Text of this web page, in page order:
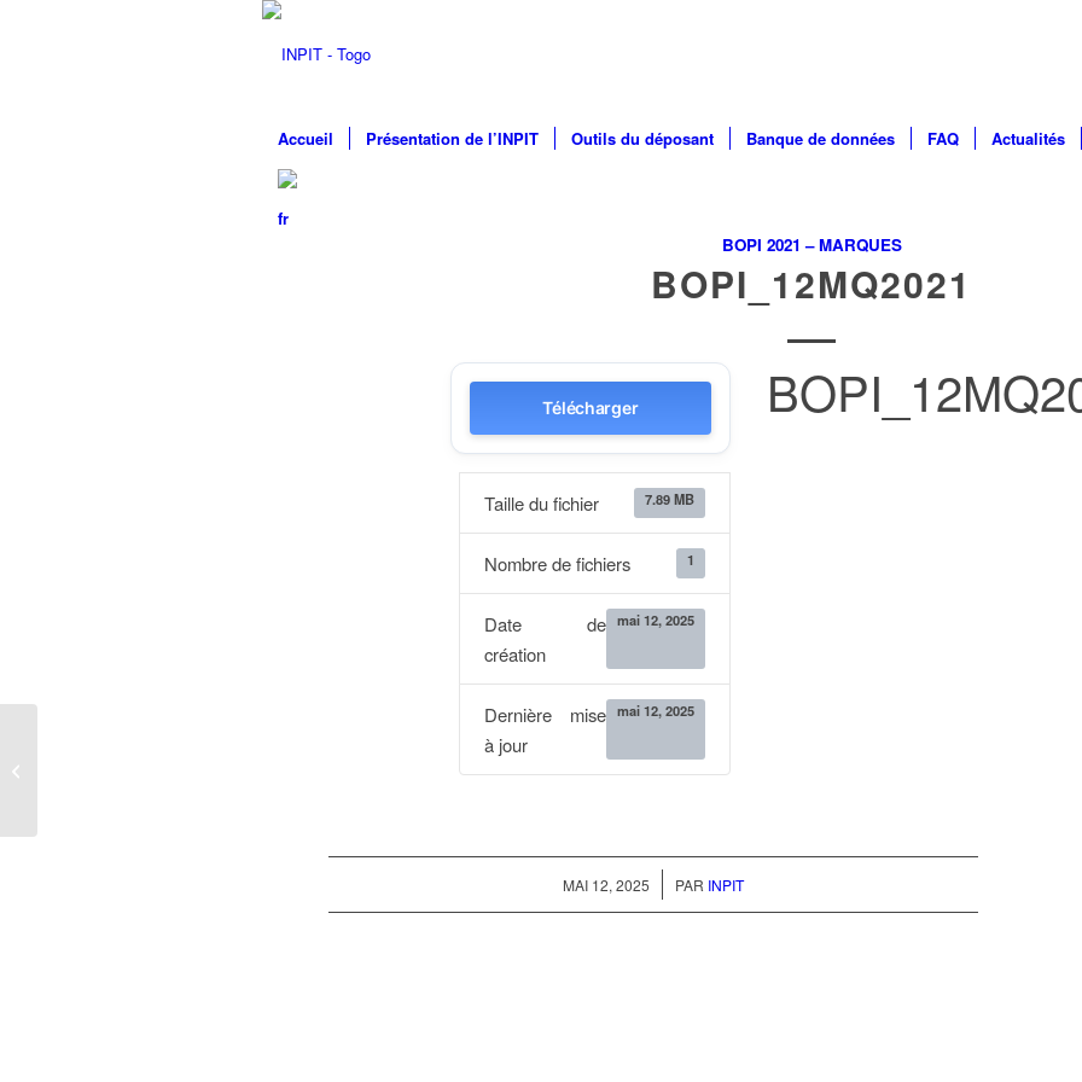
Accueil Présentation de l’INPIT Outils du déposant Banque de données FAQ Actualités
BOPI 2021 – MARQUES
BOPI_12MQ2021
Télécharger
Taille du fichier 7.89 MB
Nombre de fichiers 1
Date de
création
mai 12, 2025
Dernière mise
à jour
mai 12, 2025
MAI 12, 2025
/ PAR INPIT